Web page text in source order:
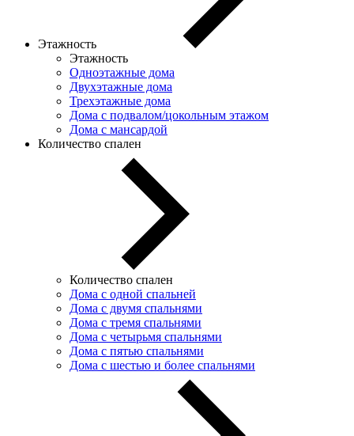
Этажность
Этажность
Одноэтажные дома
Двухэтажные дома
Трехэтажные дома
Дома с подвалом/цокольным этажом
Дома с мансардой
Количество спален
Количество спален
Дома с одной спальней
Дома с двумя спальнями
Дома с тремя спальнями
Дома с четырьмя спальнями
Дома с пятью спальнями
Дома с шестью и более спальнями